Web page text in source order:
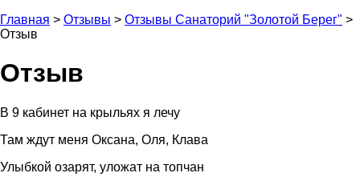
Главная > Отзывы > Отзывы Санаторий "Золотой Берег" >
Отзыв
Отзыв
В 9 кабинет на крыльях я лечу
Там ждут меня Оксана, Оля, Клава
Улыбкой озарят, уложат на топчан